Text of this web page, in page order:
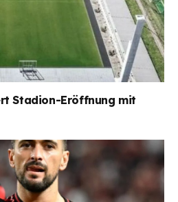
Stadion-Eröffnung mit